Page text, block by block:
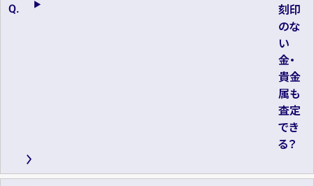
刻印
のな
い
金・
貴金
属も
査定
でき
る？